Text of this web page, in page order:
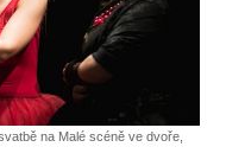
na Malé scéně ve dvoře,